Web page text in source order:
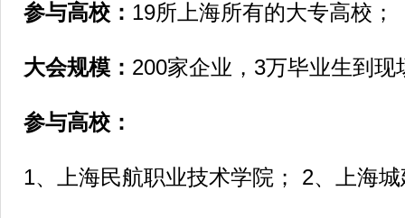
参与高校： 19所上海所有的大专高校；
大会规模： 200家企业，3万毕业生到现
参与高校：
1、上海民航职业技术学院； 2、上海